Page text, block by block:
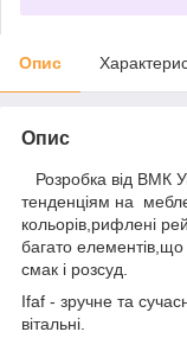
Опис
Опис
Розробка від ВМК
тенденціям на
кольорів,рифлені
багато елементів,що
смак і розсуд.
Ifaf - зручне та
вітальні.